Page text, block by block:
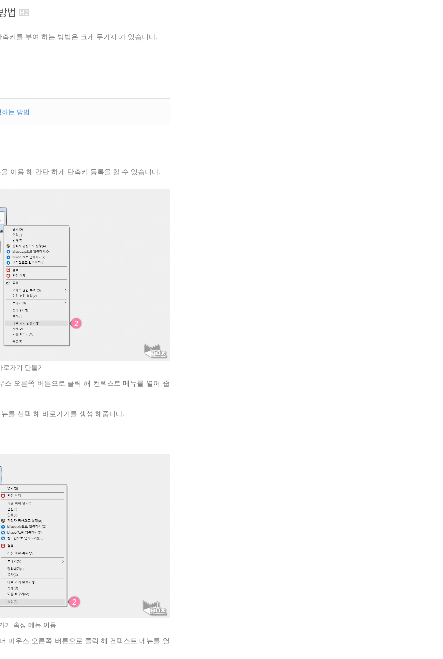
법
키를 부여 하는 방법은 크게 두가지 가 있습니다.
는 방법
이용 해 간단 하게 단축키 등록을 할 수 있습니다.
로가기 만들기
스 오른쪽 버튼으로 클릭 해 컨텍스트 메뉴를 열어 줍
뉴를 선택 해 바로가기를 생성 해줍니다.
기 속성 메뉴 이동
마우스 오른쪽 버튼으로 클릭 해 컨텍스트 메뉴를 열